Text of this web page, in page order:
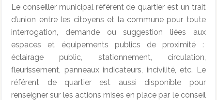
Le conseiller municipal référent de quartier est un trait
d’union entre les citoyens et la commune pour toute
interrogation, demande ou suggestion liées aux
espaces et équipements publics de proximité :
éclairage public, stationnement, circulation,
fleurissement, panneaux indicateurs, incivilité, etc. Le
référent de quartier est aussi disponible pour
renseigner sur les actions mises en place par le conseil